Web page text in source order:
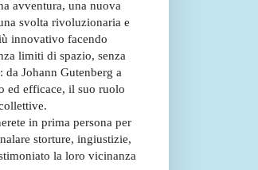
avventura, una nuova
svolta rivoluzionaria e
innovativo facendo
limiti di spazio, senza
Johann Gutenberg a
ed efficace, il suo ruolo
in prima persona per
storture, ingiustizie,
la loro vicinanza